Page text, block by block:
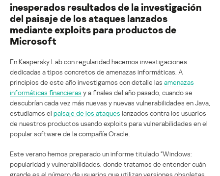
inesperados resultados de la investigación
del paisaje de los ataques lanzados
mediante exploits para productos de
Microsoft
En Kaspersky Lab con regularidad hacemos investigaciones
dedicadas a tipos concretos de amenazas informáticas. A
principios de este año investigamos con detalle las amenazas
informáticas financieras y a finales del año pasado, cuando se
descubrían cada vez más nuevas y nuevas vulnerabilidades en Java,
estudiamos el paisaje de los ataques lanzados contra los usuarios
de nuestros productos usando exploits para vulnerabilidades en el
popular software de la compañía Oracle.
Este verano hemos preparado un informe titulado “Windows:
popularidad y vulnerabilidades, donde tratamos de entender cuán
grande es el número de usuarios que utilizan versiones obsoletas